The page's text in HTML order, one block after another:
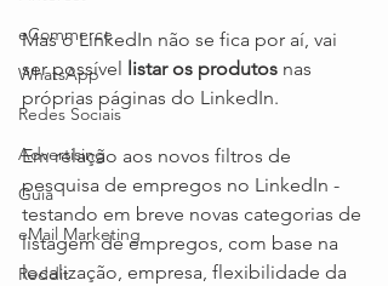
eCommerce
WhatsApp
Redes Sociais
Advertising
Guia
eMail Marketing
Reddit
Mas o LinkedIn não se fica por aí, vai
ser possível listar os produtos nas
próprias páginas do LinkedIn.
Em relação aos novos filtros de
pesquisa de empregos no LinkedIn -
testando em breve novas categorias de
listagem de empregos, com base na
localização, empresa, flexibilidade da